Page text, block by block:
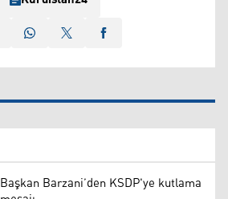
Başkan Barzani’den KSDP'ye kutlama